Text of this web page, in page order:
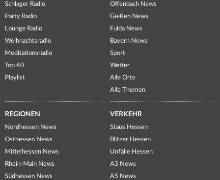
Schlager Radio
Party Radio
Lounge Radio
Weihnachtsradio
Meditationsradio
Top 40
Playlist
Offenbach News
Gießen News
Fulda News
Bayern News
Sport
Wetter
Alle Orte
Alle Themen
REGIONEN
Nordhessen News
Osthessen News
Mittelhessen News
Rhein-Main News
Südhessen News
VERKEHR
Staus Hessen
Blitzer Hessen
Unfälle Hessen
A3 News
A5 News